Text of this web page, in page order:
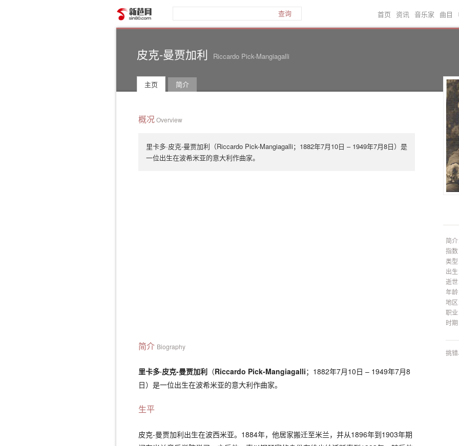
查询 首页 资讯 音乐家 曲目
皮克-曼贾加利 Riccardo Pick-Mangiagalli
主页 简介
概况Overview
里卡多·皮克-曼贾加利（Riccardo Pick-Mangiagalli；1882年7月10日 – 1949年7月8日）是
一位出生在波希米亚的意大利作曲家。
简介 Biography
里卡多·皮克-曼贾加利 （Riccardo Pick-Mangiagalli；1882年7月10日 – 1949年7月8
日）是一位出生在波希米亚的意大利作曲家。
生平
皮克-曼贾加利出生在波西米亚。1884年，他居家搬迁至米兰，并从1896年到1903年期
简介
指数
类型
出生
逝世
年龄
地区
职业
时期
挑错